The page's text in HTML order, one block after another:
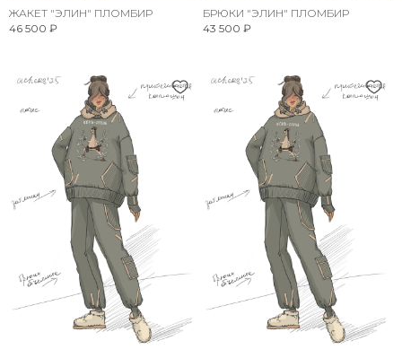
ЖАКЕТ "ЭЛИН" ПЛОМБИР
46 500 ₽
БРЮКИ "ЭЛИН" ПЛОМБИР
43 500 ₽